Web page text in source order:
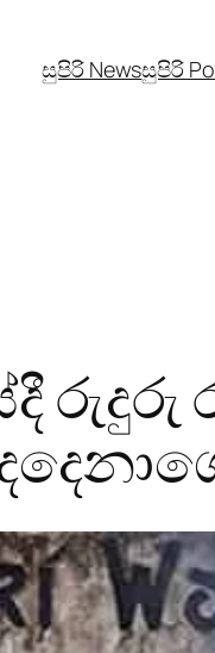
සුපිරි Newsසුපිරි